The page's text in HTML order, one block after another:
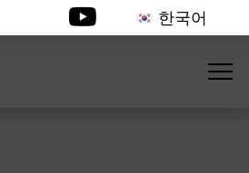
한국어